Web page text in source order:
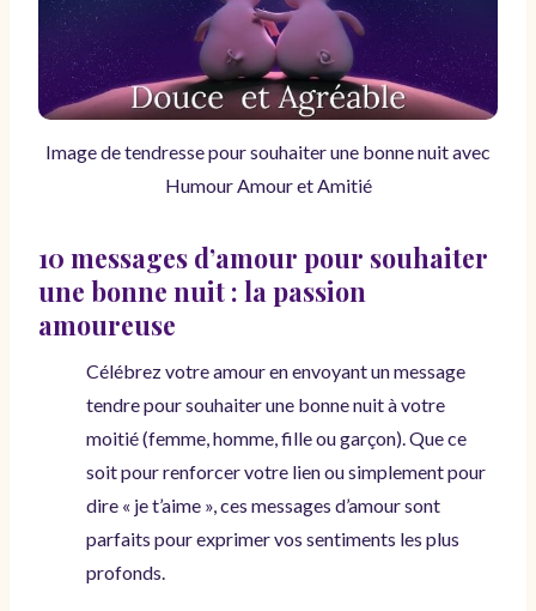
Image de tendresse pour souhaiter une bonne nuit avec
Humour Amour et Amitié
10 messages d’amour pour souhaiter
une bonne nuit : la passion
amoureuse
Célébrez votre amour en envoyant un message
tendre pour souhaiter une bonne nuit à votre
moitié (femme, homme, fille ou garçon). Que ce
soit pour renforcer votre lien ou simplement pour
dire « je t’aime », ces messages d’amour sont
parfaits pour exprimer vos sentiments les plus
profonds.